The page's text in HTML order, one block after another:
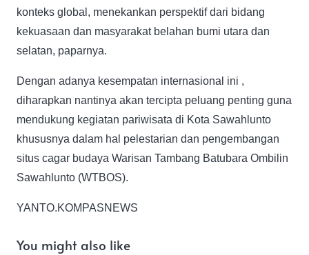
konteks global, menekankan perspektif dari bidang
kekuasaan dan masyarakat belahan bumi utara dan
selatan, paparnya.
Dengan adanya kesempatan internasional ini ,
diharapkan nantinya akan tercipta peluang penting guna
mendukung kegiatan pariwisata di Kota Sawahlunto
khususnya dalam hal pelestarian dan pengembangan
situs cagar budaya Warisan Tambang Batubara Ombilin
Sawahlunto (WTBOS).
YANTO.KOMPASNEWS
You might also like